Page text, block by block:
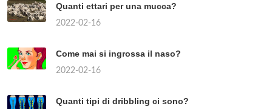
Quanti ettari per una mucca?
2022-02-16
Come mai si ingrossa il naso?
2022-02-16
Quanti tipi di dribbling ci sono?